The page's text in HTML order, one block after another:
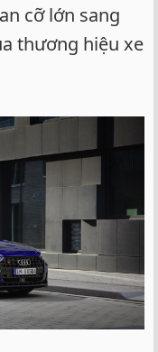
cỡ lớn sang
thương hiệu xe